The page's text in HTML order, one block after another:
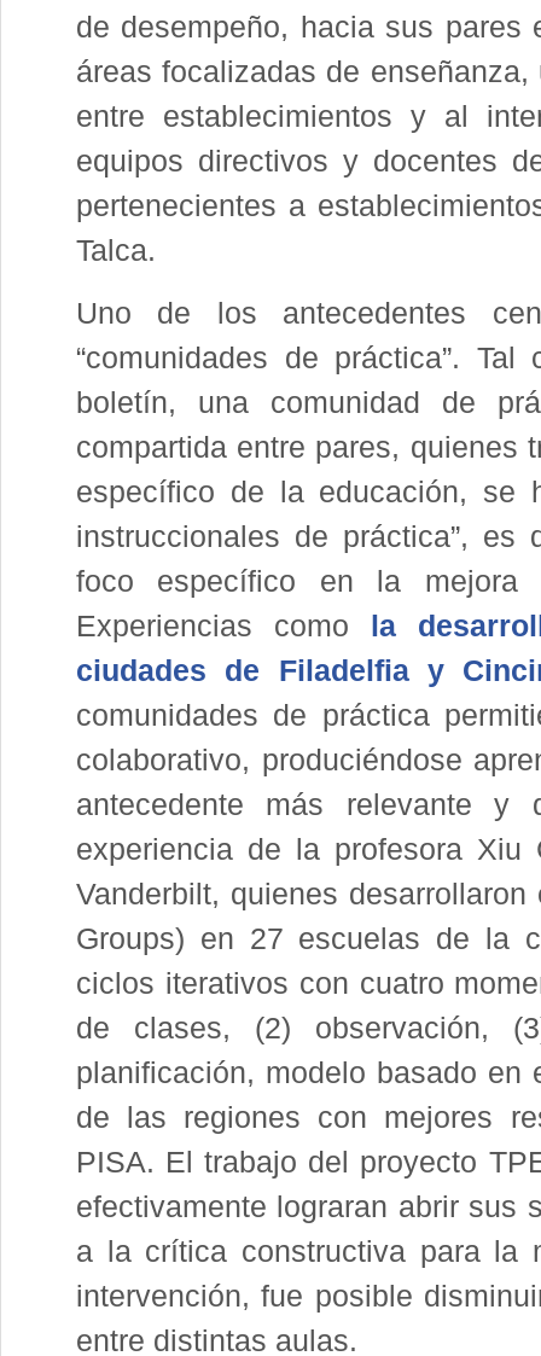
de desempeño, hacia sus pares
áreas focalizadas de
entre establecimientos y al
equipos directivos y docentes
pertenecientes a
Talca.
Uno de los antecedentes
“comunidades de práctica”.
boletín, una comunidad de
compartida entre pares, quienes
específico de la educación, se
instruccionales de práctica”,
foco específico en la mejora
Experiencias como
la
ciudades de Filadelfia y
comunidades de práctica
colaborativo, produciéndose
antecedente más relevante
experiencia de la profesora
Vanderbilt, quienes
Groups) en 27 escuelas de la
ciclos iterativos con cuatro
de clases, (2) observación,
planificación, modelo basado
de las regiones con mejores
PISA. El trabajo del proyecto
efectivamente lograran abrir sus
a la crítica constructiva para la
intervención, fue posible
entre distintas aulas.